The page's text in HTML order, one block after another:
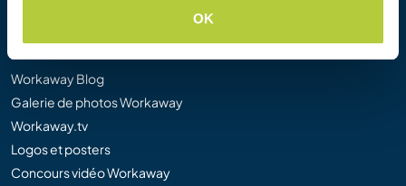
OK
Communauté
Workaway Blog
Galerie de photos Workaway
Workaway.tv
Logos et posters
Concours vidéo Workaway